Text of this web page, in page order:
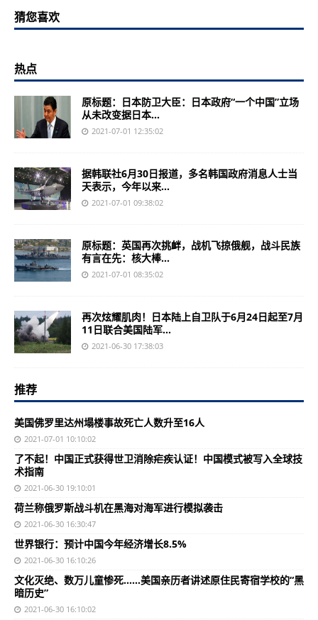
猜您喜欢
热点
原标题：日本防卫大臣：日本政府“一个中国”立场
从未改变据日本...
2021-07-01 12:35:02
据韩联社6月30日报道，多名韩国政府消息人士当
天表示，今年以来...
2021-07-01 09:38:02
原标题：英国再次挑衅，战机飞掠俄舰，战斗民族
有言在先：核大棒...
2021-07-01 08:35:02
再次炫耀肌肉！日本陆上自卫队于6月24日起至7月
11日联合美国陆军...
2021-06-30 17:38:03
推荐
美国佛罗里达州塌楼事故死亡人数升至16人
2021-07-01 10:10:02
了不起！中国正式获得世卫消除疟疾认证！中国模式被写入全球技
术指南
2021-06-30 19:10:01
荷兰称俄罗斯战斗机在黑海对海军进行模拟袭击
2021-06-30 16:30:47
世界银行：预计中国今年经济增长8.5%
2021-06-30 16:10:26
文化灭绝、数万儿童惨死……美国亲历者讲述原住民寄宿学校的“黑
暗历史”
2021-06-30 16:10:02